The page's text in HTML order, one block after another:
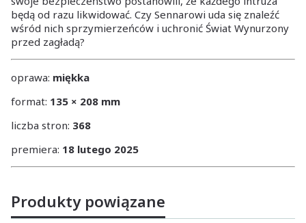
będą od razu likwidować. Czy Sennarowi uda się znaleźć
wśród nich sprzymierzeńców i uchronić Świat Wynurzony
przed zagładą?
oprawa: miękka
format: 135 × 208 mm
liczba stron: 368
premiera: 18 lutego 2025
Produkty powiązane